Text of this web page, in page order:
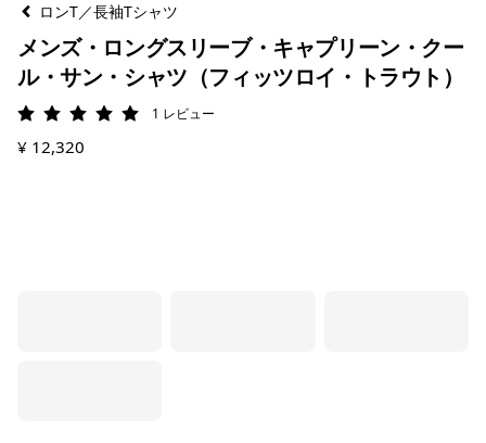
ロンT／長袖Tシャツ
メンズ・ロングスリーブ・キャプリーン・クー
ル・サン・シャツ（フィッツロイ・トラウト）
評価: 5 / 5 1 レビュー
¥ 12,320